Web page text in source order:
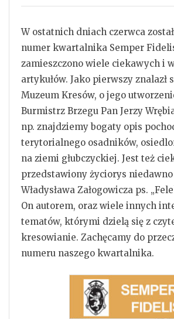
W ostatnich dniach czerwca
numer kwartalnika Semper
zamieszczono wiele ciekawych i
artykułów. Jako pierwszy znalazł
Muzeum Kresów, o jego
Burmistrz Brzegu Pan Jerzy
np. znajdziemy bogaty opis
terytorialnego osadników,
na ziemi głubczyckiej. Jest też
przedstawiony życiorys niedawno
Władysława Załogowicza ps.
On autorem, oraz wiele innych
tematów, którymi dzielą się z
kresowianie. Zachęcamy do
numeru naszego kwartalnika.